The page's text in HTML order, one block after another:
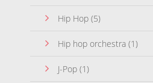
Hip Hop (5)
Hip hop orchestra (1)
J-Pop (1)